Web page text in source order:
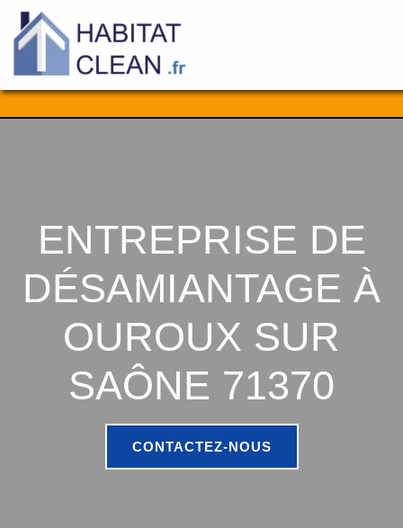
Aller
ENTREPRISE DE
DÉSAMIANTAGE À
OUROUX SUR
SAÔNE 71370
CONTACTEZ-NOUS